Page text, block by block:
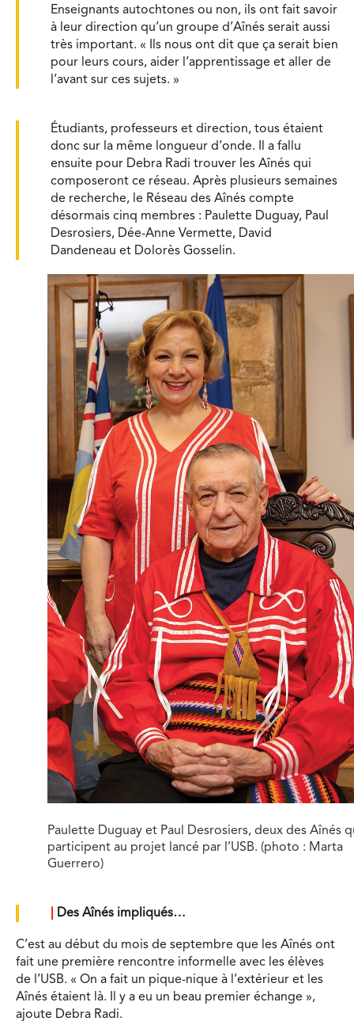
Enseignants autochtones ou non, ils ont fait savoir
à leur direction qu’un groupe d’Aînés serait aussi
très important. « Ils nous ont dit que ça serait bien
pour leurs cours, aider l’apprentissage et aller de
l’avant sur ces sujets. »
Étudiants, professeurs et direction, tous étaient
donc sur la même longueur d’onde. Il a fallu
ensuite pour Debra Radi trouver les Aînés qui
composeront ce réseau. Après plusieurs semaines
de recherche, le Réseau des Aînés compte
désormais cinq membres : Paulette Duguay, Paul
Desrosiers, Dée-Anne Vermette, David
Dandeneau et Dolorès Gosselin.
Paulette Duguay et Paul Desrosiers, deux des Aînés
participent au projet lancé par l’USB. (photo : Marta
Guerrero)
Des Aînés impliqués…
C’est au début du mois de septembre que les Aînés ont
fait une première rencontre informelle avec les élèves
de l’USB. « On a fait un pique-nique à l’extérieur et les
Aînés étaient là. Il y a eu un beau premier échange »,
ajoute Debra Radi.